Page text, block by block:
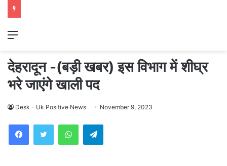
Menu
देहरादून -(बड़ी खबर) इस विभाग में शीघ्र
भरे जाएंगे खाली पद
Desk - Uk Positive News November 9, 2023
WhatsAppTelegram